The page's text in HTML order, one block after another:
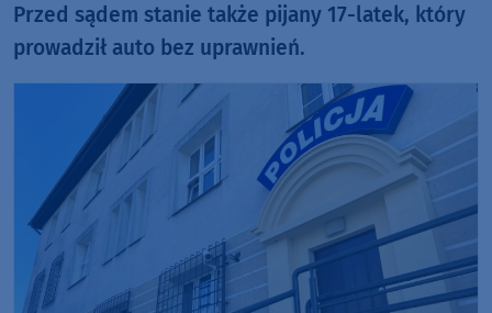
Przed sądem stanie także pijany 17-latek, który
prowadził auto bez uprawnień.